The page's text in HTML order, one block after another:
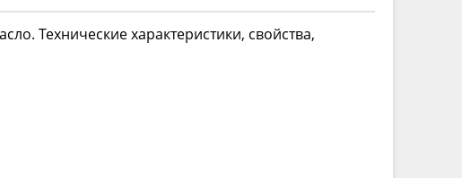
Технические характеристики, свойства,